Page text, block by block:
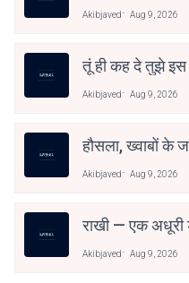
Akibjaved Aug 9, 2026
तूं ही कह दे तुझे इस
Akibjaved Aug 9, 2026
हौसला, ख्वाबों के
Akibjaved Aug 9, 2026
राखी — एक अधूरी
Akibjaved Aug 9, 2026